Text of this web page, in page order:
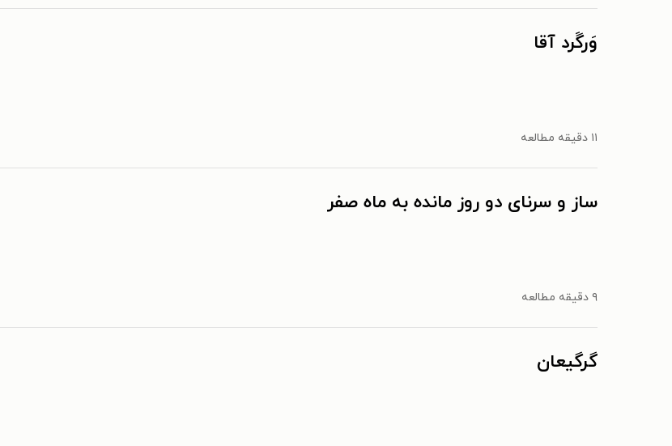
وَرگَرد آقا
۱۱ دقیقه مطالعه
ساز و سرنای دو روز مانده به ماه صفر
۹ دقیقه مطالعه
گرگیعان